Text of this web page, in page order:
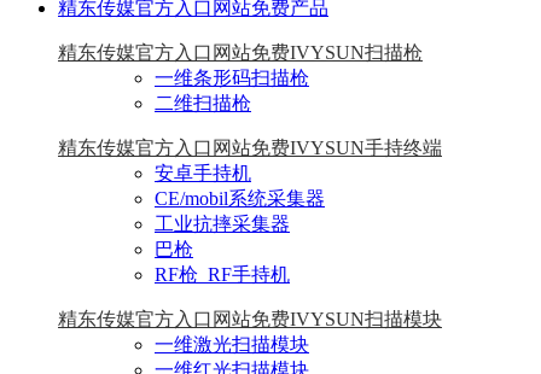
精东传媒官方入口网站免费产品
精东传媒官方入口网站免费IVYSUN扫描枪
一维条形码扫描枪
二维扫描枪
精东传媒官方入口网站免费IVYSUN手持终端
安卓手持机
CE/mobil系统采集器
工业抗摔采集器
巴枪
RF枪_RF手持机
精东传媒官方入口网站免费IVYSUN扫描模块
一维激光扫描模块
一维红光扫描模块